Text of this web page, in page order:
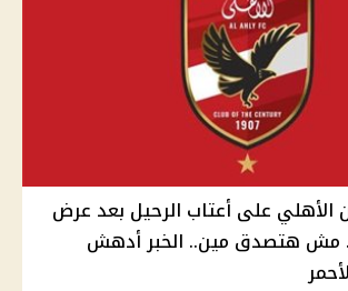
الأهلي على أعتاب الرحيل بعد عرض
مش هتصدق مين.. الخبر أدهش